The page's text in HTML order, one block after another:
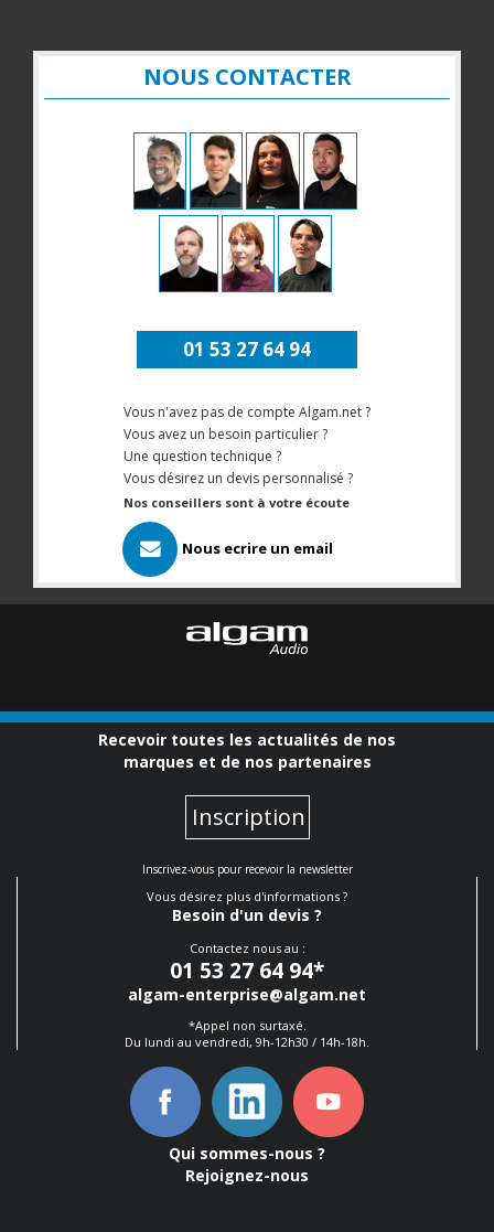
NOUS CONTACTER
01 53 27 64 94
Vous n'avez pas de compte Algam.net ?
Vous avez un besoin particulier ?
Une question technique ?
Vous désirez un devis personnalisé ?
Nos conseillers sont à votre écoute
Nous ecrire un email
Recevoir toutes les actualités de nos
marques et de nos partenaires
Inscription
Inscrivez-vous pour recevoir la newsletter
Vous désirez plus d'informations ?
Besoin d'un devis ?
Contactez nous au :
01 53 27 64 94*
algam-enterprise@algam.net
*Appel non surtaxé.
Du lundi au vendredi, 9h-12h30 / 14h-18h.
Qui sommes-nous ?
Rejoignez-nous